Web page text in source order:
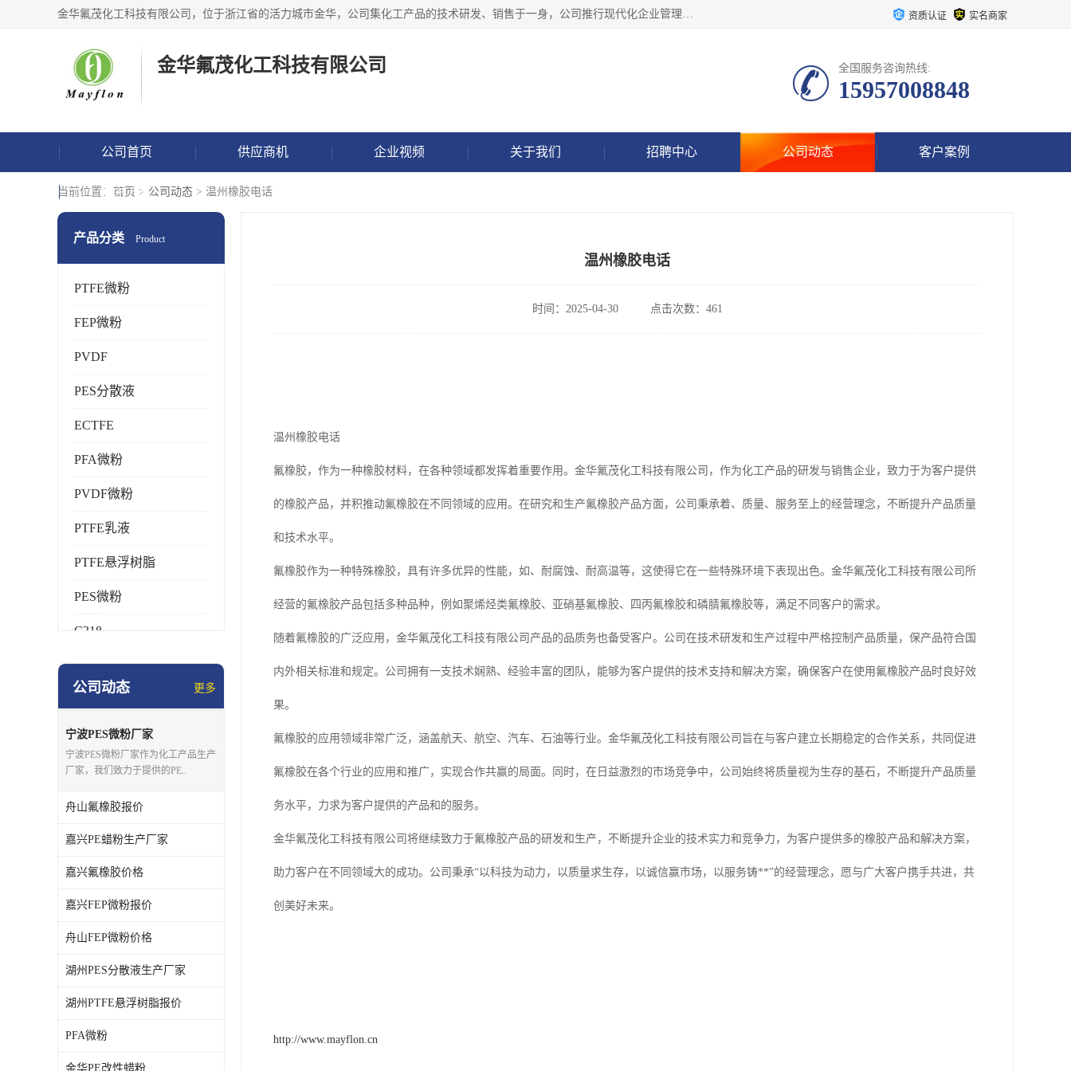
金华氟茂化工科技有限公司，位于浙江省的活力城市金华，公司集化工产品的技术研发、销售于一身，公司推行现代化企业管理理念，公司成立以来吸引了一批技术、业务、能力良好的科技人才，为多种产品的推广流通搭建良好的服务平台。我公司主要经营产品包括：PTFE微粉、FEP微粉、ECTFE、PES微粉等，这些产品由于具有、耐腐蚀、耐高温等性能而广泛应用于许多领域。 资质认证 实名商家
金华氟茂化工科技有限公司 全国服务咨询热线:
15957008848
公司首页 供应商机 企业视频 关于我们 招聘中心 公司动态 客户案例
联系方式
当前位置： 首页 > 公司动态 > 温州橡胶电话
产品分类 Product
PTFE微粉
FEP微粉
PVDF
PES分散液
ECTFE
PFA微粉
PVDF微粉
PTFE乳液
PTFE悬浮树脂
PES微粉
C318
HFP
PE蜡粉
PE改性蜡粉
公司动态 更多
宁波PES微粉厂家
宁波PES微粉厂家作为化工产品生产
厂家，我们致力于提供的PE..
舟山氟橡胶报价
嘉兴PE蜡粉生产厂家
嘉兴氟橡胶价格
嘉兴FEP微粉报价
舟山FEP微粉价格
湖州PES分散液生产厂家
湖州PTFE悬浮树脂报价
PFA微粉
金华PE改性蜡粉
温州橡胶电话
时间：2025-04-30 点击次数：461
温州橡胶电话
氟橡胶，作为一种橡胶材料，在各种领域都发挥着重要作用。金华氟茂化工科技有限公司，作为化工产品的研发与销售企业，致力于为客户提供
的橡胶产品，并积推动氟橡胶在不同领域的应用。在研究和生产氟橡胶产品方面，公司秉承着、质量、服务至上的经营理念，不断提升产品质量
和技术水平。
氟橡胶作为一种特殊橡胶，具有许多优异的性能，如、耐腐蚀、耐高温等，这使得它在一些特殊环境下表现出色。金华氟茂化工科技有限公司所
经营的氟橡胶产品包括多种品种，例如聚烯烃类氟橡胶、亚硝基氟橡胶、四丙氟橡胶和磷腈氟橡胶等，满足不同客户的需求。
随着氟橡胶的广泛应用，金华氟茂化工科技有限公司产品的品质务也备受客户。公司在技术研发和生产过程中严格控制产品质量，保产品符合国
内外相关标准和规定。公司拥有一支技术娴熟、经验丰富的团队，能够为客户提供的技术支持和解决方案，确保客户在使用氟橡胶产品时良好效
果。
氟橡胶的应用领域非常广泛，涵盖航天、航空、汽车、石油等行业。金华氟茂化工科技有限公司旨在与客户建立长期稳定的合作关系，共同促进
氟橡胶在各个行业的应用和推广，实现合作共赢的局面。同时，在日益激烈的市场竞争中，公司始终将质量视为生存的基石，不断提升产品质量
务水平，力求为客户提供的产品和的服务。
金华氟茂化工科技有限公司将继续致力于氟橡胶产品的研发和生产，不断提升企业的技术实力和竞争力，为客户提供多的橡胶产品和解决方案，
助力客户在不同领域大的成功。公司秉承“以科技为动力，以质量求生存，以诚信赢市场，以服务铸**”的经营理念，愿与广大客户携手共进，共
创美好未来。
http://www.mayflon.cn